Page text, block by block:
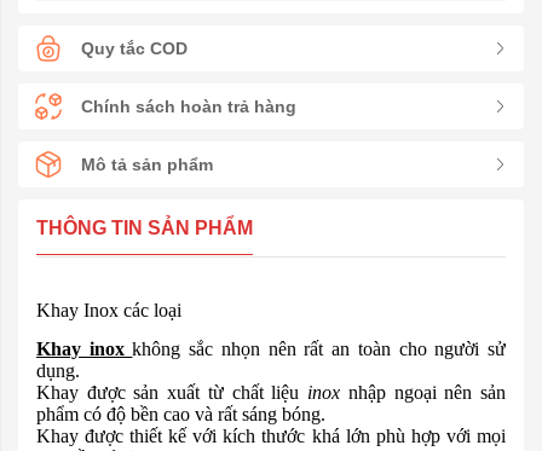
Quy tắc COD
Chính sách hoàn trả hàng
Mô tả sản phẩm
THÔNG TIN SẢN PHẨM
Khay Inox các loại
Khay inoxkhông sắc nhọn nên rất an toàn cho người sử
dụng.
Khay được sản xuất từ chất liệu inox nhập ngoại nên sản
phẩm có độ bền cao và rất sáng bóng.
Khay được thiết kế với kích thước khá lớn phù hợp với mọi